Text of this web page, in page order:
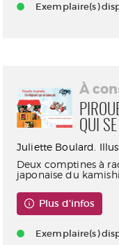
Exemplaire(s)
À
QUI SE
Juliette Boulard.
Deux comptines à
japonaise du
Plus d'infos
Exemplaire(s)